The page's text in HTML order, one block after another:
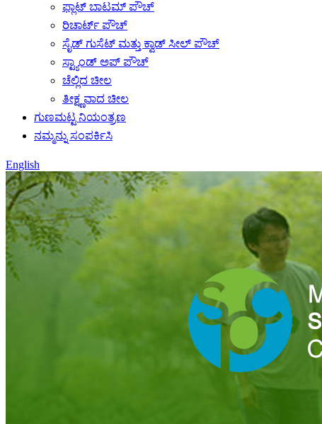
ಫ್ಲಾಟ್ ಬಾಟಮ್ ಪೌಚ್
ರಿಚಾರ್ಟ್ ಪೌಚ್
ಸೈಡ್ ಗುಸೆಟ್ ಮತ್ತು ಕ್ವಾಡ್ ಸೀಲ್ ಪೌಚ್
ಸ್ಟ್ಯಾಂಡ್ ಅಪ್ ಪೌಚ್
ಚೆಲ್ಲಿದ ಚೀಲ
ತೀಕ್ಷ್ಣವಾದ ಚೀಲ
ಗುಣಮಟ್ಟ ನಿಯಂತ್ರಣ
ನಮ್ಮನ್ನು ಸಂಪರ್ಕಿಸಿ
English